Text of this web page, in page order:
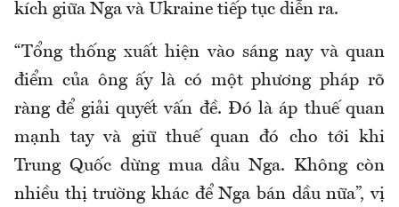
kích giữa Nga và Ukraine tiếp tục diễn ra.
“Tổng thống xuất hiện vào sáng nay và quan
điểm của ông ấy là có một phương pháp rõ
ràng để giải quyết vấn đề. Đó là áp thuế quan
mạnh tay và giữ thuế quan đó cho tới khi
Trung Quốc dừng mua dầu Nga. Không còn
nhiều thị trường khác để Nga bán dầu nữa”, vị